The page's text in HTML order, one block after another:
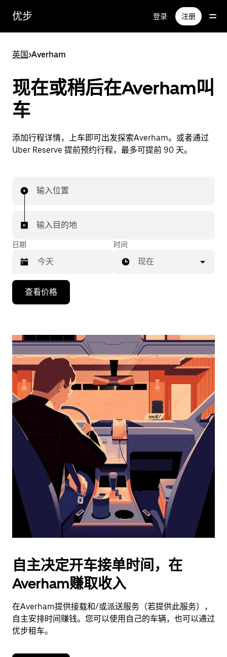
优步 登录 注册
英国>Averham
现在或稍后在Averham叫
车
添加行程详情，上车即可出发探索Averham。或者通过
Uber Reserve 提前预约行程，最多可提前 90 天。
输入位置
输入目的地
日期
向
头
浏
日
并
期。
按
退
闭
日
历。
时间
现在
查看价格
自主决定开车接单时间，在
Averham赚取收入
在Averham提供接载和/或派送服务（若提供此服务），
自主安排时间赚钱。您可以使用自己的车辆，也可以通过
优步租车。